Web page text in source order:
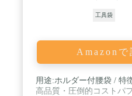
工具袋
Amazonで
用途:ホルダー付腰袋 / 特
高品質・圧倒的コストパ